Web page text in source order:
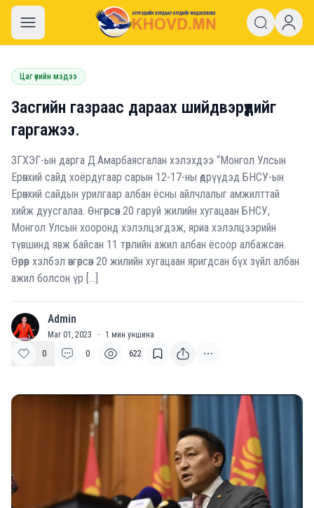
khovd.mn
Цаг үеийн мэдээ
Засгийн газраас дараах шийдвэрүүдийг
гаргажээ.
ЗГХЭГ-ын дарга Д.Амарбаясгалан хэлэхдээ “Монгол Улсын
Ерөнхий сайд хоёрдугаар сарын 12-17-ны өдрүүдэд БНСУ-ын
Ерөнхий сайдын урилгаар албан ёсны айлчлалыг амжилттай
хийж дуусгалаа. Өнгөрсөн 20 гаруй жилийн хугацаан БНСУ,
Монгол Улсын хооронд хэлэлцэгдэж, яриа хэлэлцээрийн
түвшинд явж байсан 11 төрлийн ажил албан ёсоор албажсан.
Өөрөөр хэлбэл өнгөрсөн 20 жилийн хугацаан яригдсан бүх зүйл албан
ажил болсон үр […]
A Admin
Mar 01, 2023 · 1 мин уншина
0
0 622